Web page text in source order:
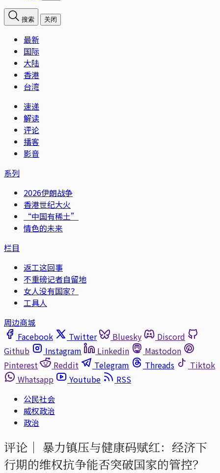
搜索 关闭
最新
国际
大陆
香港
台湾
速递
解读
评论
播客
影音
系列
2026伊朗战争
香港世纪大火
“中国有稀土”
情色的未来
栏目
返工这回事
不重磅记者自留地
女人没有国家？
工具人
周边商城
Facebook
Twitter Bluesky
Discord
Github
Instagram Linkedin
Mastodon
Pinterest
Reddit Telegram Threads
Tiktok
Whatsapp
Youtube
RSS
公民社会
威权政治
政治
评论｜ 暴力镇压与健康码赋红：经济下
行期的维权抗争能否突破国家的管控？